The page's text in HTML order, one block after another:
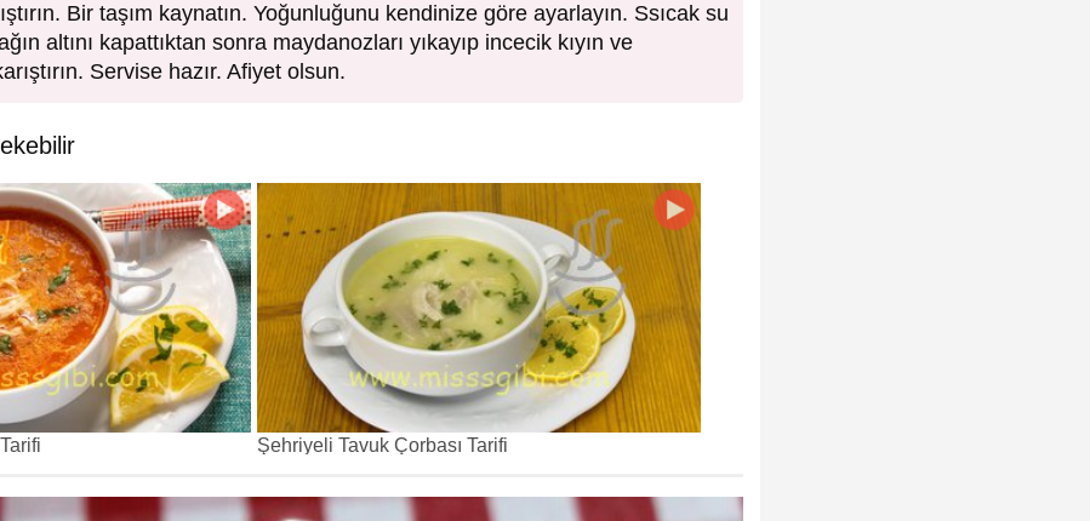
Bir taşım kaynatın. Yoğunluğunu kendinize göre ayarlayın. Ssıcak su
altını kapattıktan sonra maydanozları yıkayıp incecik kıyın ve
Servise hazır. Afiyet olsun.
Şehriyeli Tavuk Çorbası Tarifi